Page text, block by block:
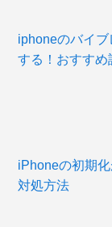
iphoneのバイブ
する！おすすめ
iPhoneの初期
対処方法